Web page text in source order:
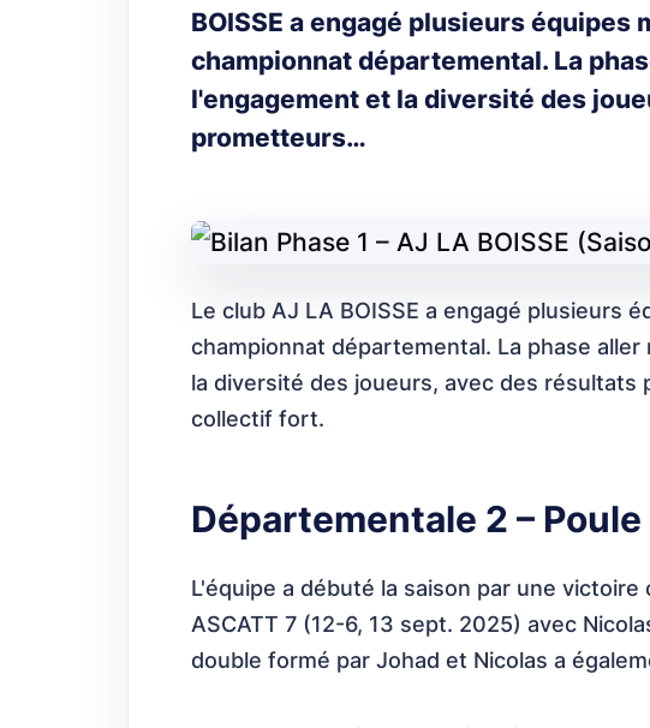
BOISSE a engagé plusieurs équipes
championnat départemental. La
l'engagement et la diversité des
prometteurs…
Le club AJ LA BOISSE a engagé plusieurs
championnat départemental. La phase
la diversité des joueurs, avec des
collectif fort.
Départementale 2 – Poule
L'équipe a débuté la saison par une
ASCATT 7 (12-6, 13 sept. 2025) avec
double formé par Johad et Nicolas a